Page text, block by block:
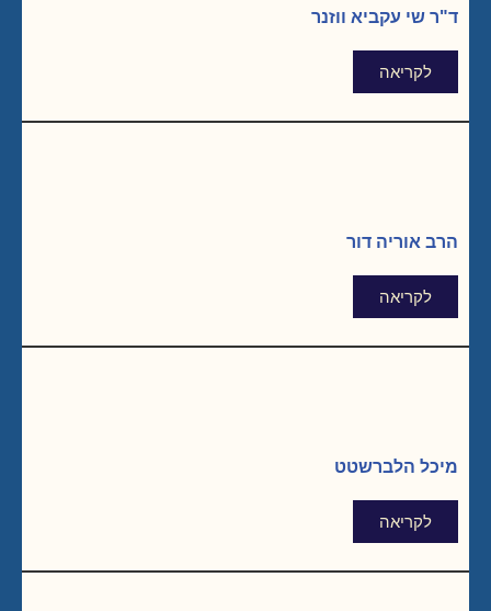
ד"ר שי עקביא ווזנר
לקריאה
הרב אוריה דור
לקריאה
מיכל הלברשטט
לקריאה